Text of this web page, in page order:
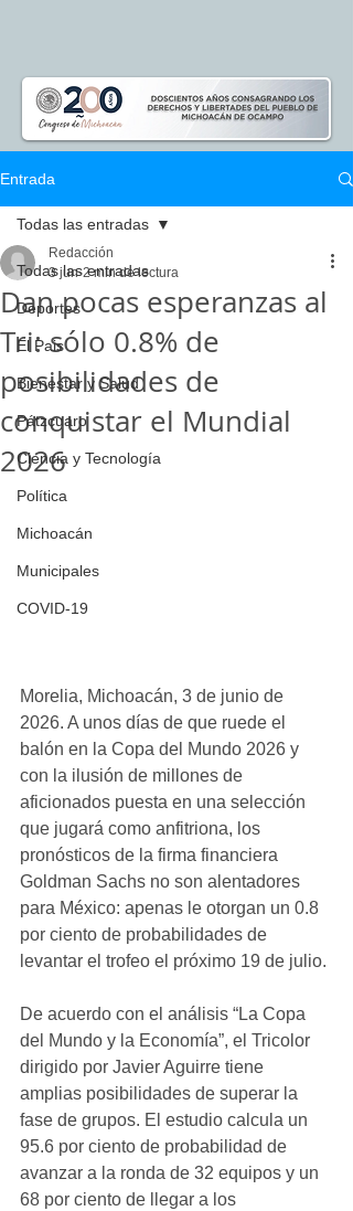
Entrada
Todas las entradas
Deportes
El Pais
Bienestar y Salud
Pátzcuaro
Ciencia y Tecnología
Política
Michoacán
Municipales
COVID-19
Todas las entradas
Dan pocas esperanzas al
Tri: sólo 0.8% de
posibilidades de
conquistar el Mundial
2026
Redacción
3 jun 2 min de lectura
Morelia, Michoacán, 3 de junio de
2026. A unos días de que ruede el
balón en la Copa del Mundo 2026 y
con la ilusión de millones de
aficionados puesta en una selección
que jugará como anfitriona, los
pronósticos de la firma financiera
Goldman Sachs no son alentadores
para México: apenas le otorgan un 0.8
por ciento de probabilidades de
levantar el trofeo el próximo 19 de julio.
De acuerdo con el análisis “La Copa
del Mundo y la Economía”, el Tricolor
dirigido por Javier Aguirre tiene
amplias posibilidades de superar la
fase de grupos. El estudio calcula un
95.6 por ciento de probabilidad de
avanzar a la ronda de 32 equipos y un
68 por ciento de llegar a los